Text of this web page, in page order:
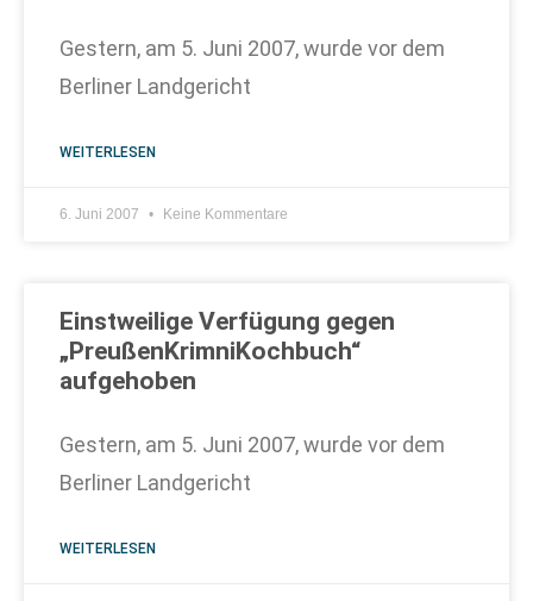
Gestern, am 5. Juni 2007, wurde vor dem
Berliner Landgericht
WEITERLESEN
6. Juni 2007 Keine Kommentare
Einstweilige Verfügung gegen
„PreußenKrimniKochbuch“
aufgehoben
Gestern, am 5. Juni 2007, wurde vor dem
Berliner Landgericht
WEITERLESEN